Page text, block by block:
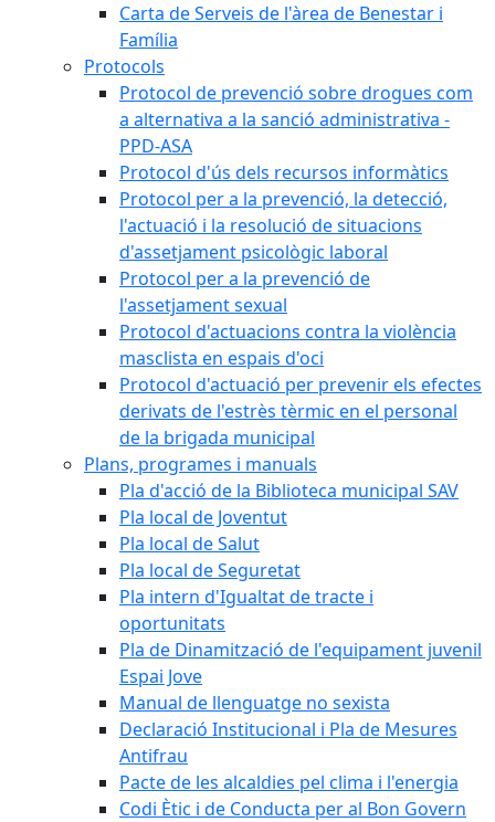
Carta de Serveis de l'àrea de Benestar i
Família
Protocols
Protocol de prevenció sobre drogues com
a alternativa a la sanció administrativa -
PPD-ASA
Protocol d'ús dels recursos informàtics
Protocol per a la prevenció, la detecció,
l'actuació i la resolució de situacions
d'assetjament psicològic laboral
Protocol per a la prevenció de
l'assetjament sexual
Protocol d'actuacions contra la violència
masclista en espais d'oci
Protocol d'actuació per prevenir els efectes
derivats de l'estrès tèrmic en el personal
de la brigada municipal
Plans, programes i manuals
Pla d'acció de la Biblioteca municipal SAV
Pla local de Joventut
Pla local de Salut
Pla local de Seguretat
Pla intern d'Igualtat de tracte i
oportunitats
Pla de Dinamització de l'equipament juvenil
Espai Jove
Manual de llenguatge no sexista
Declaració Institucional i Pla de Mesures
Antifrau
Pacte de les alcaldies pel clima i l'energia
Codi Ètic i de Conducta per al Bon Govern